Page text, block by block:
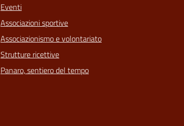
Eventi
Associazioni sportive
Associazionismo e volontariato
Strutture ricettive
Panaro, sentiero del tempo